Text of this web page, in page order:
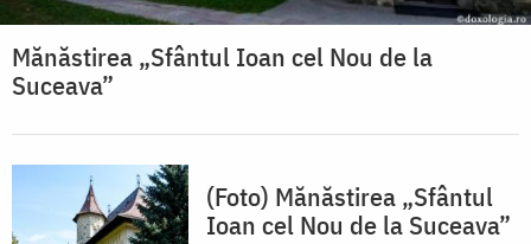
Mănăstirea „Sfântul Ioan cel Nou de la
Suceava”
(Foto) Mănăstirea „Sfântul
Ioan cel Nou de la Suceava”